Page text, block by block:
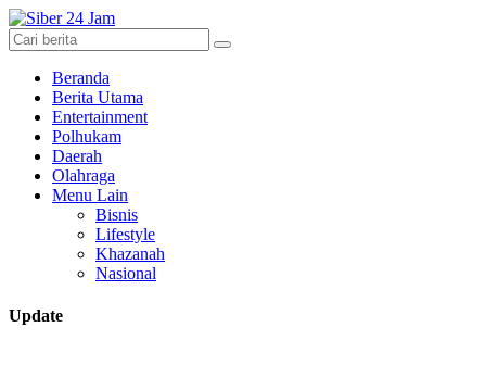
Beranda
Berita Utama
Entertainment
Polhukam
Daerah
Olahraga
Menu Lain
Bisnis
Lifestyle
Khazanah
Nasional
Update